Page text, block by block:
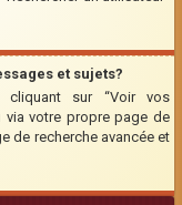
et sujets?
cliquant sur “Voir vos
via votre propre page de
de recherche avancée et